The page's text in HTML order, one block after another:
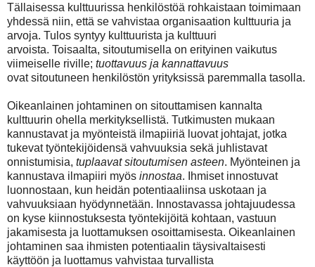
Tällaisessa kulttuurissa henkilöstöä rohkaistaan toimimaan
yhdessä niin, että se vahvistaa organisaation kulttuuria ja
arvoja. Tulos syntyy kulttuurista ja kulttuuri
arvoista. Toisaalta, sitoutumisella on erityinen vaikutus
viimeiselle riville; tuottavuus ja kannattavuus
ovatsitoutuneen henkilöstön yrityksissä paremmalla tasolla.
Oikeanlainen johtaminen on sitouttamisen kannalta
kulttuurin ohella merkityksellistä. Tutkimusten mukaan
kannustavat ja myönteistä ilmapiiriä luovat johtajat, jotka
tukevattyöntekijöidensä vahvuuksia sekä juhlistavat
onnistumisia, tuplaavat sitoutumisen asteen. Myönteinen ja
kannustava ilmapiiri myös innostaa. Ihmiset innostuvat
luonnostaan, kun heidän potentiaaliinsa uskotaan ja
vahvuuksiaan hyödynnetään. Innostavassa johtajuudessa
on kyse kiinnostuksesta työntekijöitä kohtaan, vastuun
jakamisesta ja luottamuksen osoittamisesta. Oikeanlainen
johtaminen saa ihmisten potentiaalin täysivaltaisesti
käyttöön ja luottamus vahvistaa turvallista